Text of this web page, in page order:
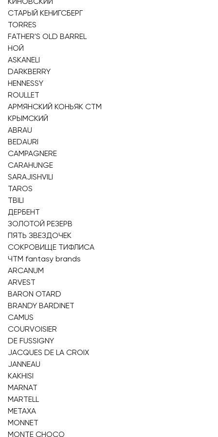
СТАРЫЙ КЕНИГСБЕРГ
TORRES
FATHER'S OLD BARREL
НОЙ
ASKANELI
DARKBERRY
HENNESSY
ROULLET
АРМЯНСКИЙ КОНЬЯК СТМ
КРЫМСКИЙ
ABRAU
BEDAURI
CAMPAGNERE
CARAHUNGE
SARAJISHVILI
TAROS
TBILI
ДЕРБЕНТ
ЗОЛОТОЙ РЕЗЕРВ
ПЯТЬ ЗВЕЗДОЧЕК
СОКРОВИЩЕ ТИФЛИСА
ЧТМ fantasy brands
ARCANUM
ARVEST
BARON OTARD
BRANDY BARDINET
CAMUS
COURVOISIER
DE FUSSIGNY
JACQUES DE LA CROIX
JANNEAU
KAKHISI
MARNAT
MARTELL
METAXA
MONNET
MONTE CHOCO